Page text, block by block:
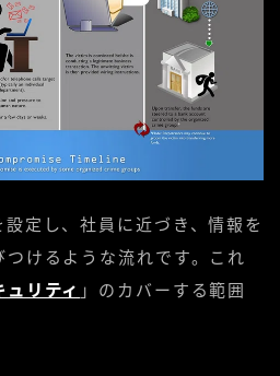
定し、社員に近づき、情報を
けるような流れです。これ
リティ 」のカバーする範囲